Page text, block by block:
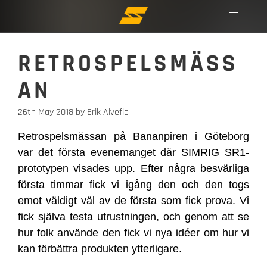
RETROSPELSMÄSS
AN
26th May 2018 by Erik Alveflo
Retrospelsmässan på Bananpiren i Göteborg
var det första evenemanget där SIMRIG SR1-
prototypen visades upp. Efter några besvärliga
första timmar fick vi igång den och den togs
emot väldigt väl av de första som fick prova. Vi
fick själva testa utrustningen, och genom att se
hur folk använde den fick vi nya idéer om hur vi
kan förbättra produkten ytterligare.